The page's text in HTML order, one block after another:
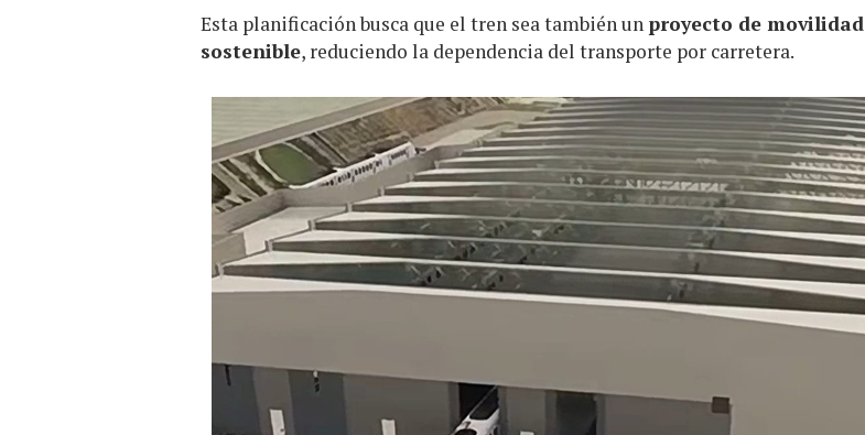
Esta planificación busca que el tren sea también un proyecto de movilidad
sostenible, reduciendo la dependencia del transporte por carretera.